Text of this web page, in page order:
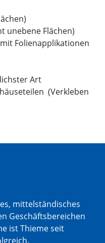
unebene Flächen)
Folienapplikationen
Art
(Verkleben
mittelständisches
Geschäftsbereichen
ist Thieme seit